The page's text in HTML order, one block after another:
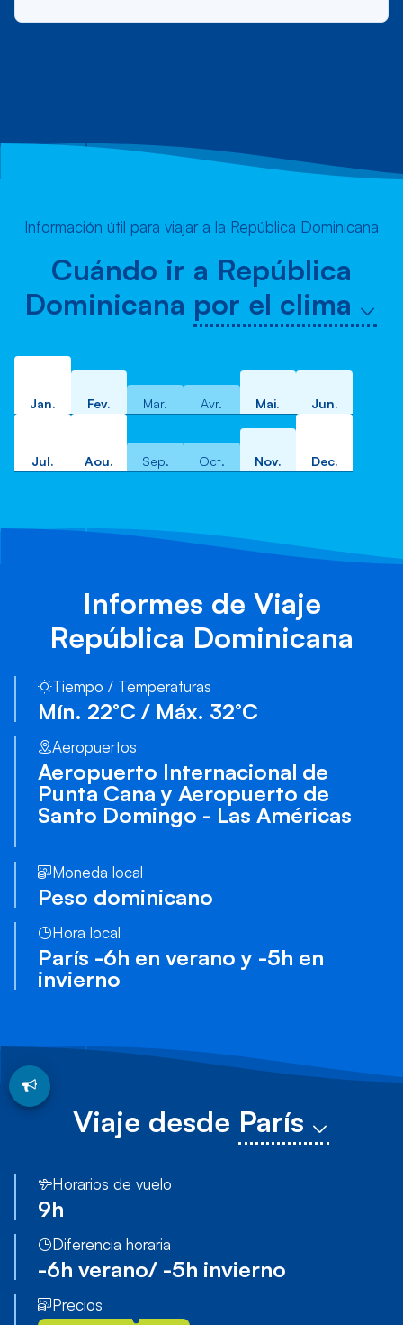
Información útil para viajar a la República Dominicana
Cuándo ir a República
Dominicana por el clima
Jan. Fev. Mar. Avr. Mai. Jun.
Jul. Aou. Sep. Oct. Nov. Dec.
Informes de Viaje
República Dominicana
Tiempo / Temperaturas
Mín. 22°C / Máx. 32°C
Aeropuertos
Aeropuerto Internacional de
Punta Cana y Aeropuerto de
Santo Domingo - Las Américas
Moneda local
Peso dominicano
Hora local
París -6h en verano y -5h en
invierno
Viaje desde París
Horarios de vuelo
9h
Diferencia horaria
-6h verano/ -5h invierno
Precios